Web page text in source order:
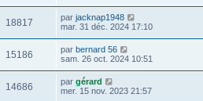
18817 par jacknap1948
mar. 31 déc. 2024 17:10
15186 par bernard 56
sam. 26 oct. 2024 10:51
14686 par gérard
mer. 15 nov. 2023 21:57